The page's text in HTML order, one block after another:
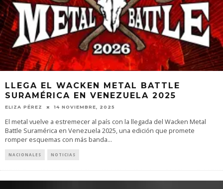
LLEGA EL WACKEN METAL BATTLE
SURAMÉRICA EN VENEZUELA 2025
ELIZA PÉREZ 14 NOVIEMBRE, 2025
El metal vuelve a estremecer al país con la llegada del Wacken Metal
Battle Suramérica en Venezuela 2025, una edición que promete
romper esquemas con más banda...
NACIONALES NOTICIAS